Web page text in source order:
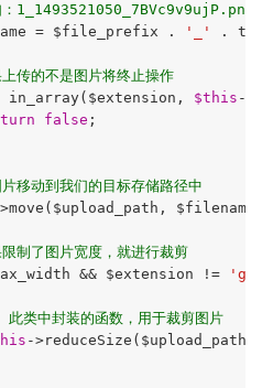
1_1493521050_7BVc9v9ujP.png
= $file_prefix .
'_' .
传的不是图片将终止操作
$this -
false ;
移动到我们的目标存储路径中
$filename);
制了图片宽度，就进行裁剪
&& $extension != 'gif'
类中封装的函数，用于裁剪图片
->reduceSize($upload_path .